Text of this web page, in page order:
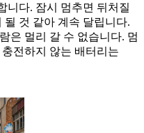
니다. 잠시 멈추면 뒤처질
될 것 같아 계속 달립니다.
은 멀리 갈 수 없습니다. 멈
전하지 않는 배터리는